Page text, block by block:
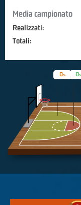
Media campionato
Realizzati:
Totali:
0
0